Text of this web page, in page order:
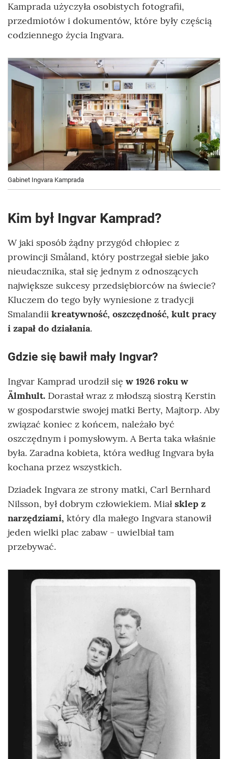
Kamprada użyczyła osobistych fotografii,
przedmiotów i dokumentów, które były częścią
codziennego życia Ingvara.
Gabinet Ingvara Kamprada
Kim był Ingvar Kamprad?
W jaki sposób żądny przygód chłopiec z
prowincji Småland, który postrzegał siebie jako
nieudacznika, stał się jednym z odnoszących
największe sukcesy przedsiębiorców na świecie?
Kluczem do tego były wyniesione z tradycji
Smalandii kreatywność, oszczędność, kult pracy
i zapał do działania.
Gdzie się bawił mały Ingvar?
Ingvar Kamprad urodził się w 1926 roku w
Älmhult. Dorastał wraz z młodszą siostrą Kerstin
w gospodarstwie swojej matki Berty, Majtorp. Aby
związać koniec z końcem, należało być
oszczędnym i pomysłowym. A Berta taka właśnie
była. Zaradna kobieta, która według Ingvara była
kochana przez wszystkich.
Dziadek Ingvara ze strony matki, Carl Bernhard
Nilsson, był dobrym człowiekiem. Miał sklep z
narzędziami, który dla małego Ingvara stanowił
jeden wielki plac zabaw - uwielbiał tam
przebywać.